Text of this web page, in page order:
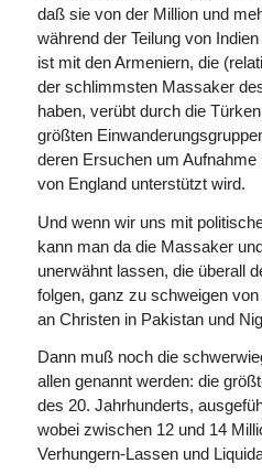
daß sie von der Million und
während der Teilung von
ist mit den Armeniern, die
der schlimmsten Massaker
haben, verübt durch die
größten
deren Ersuchen um
von England unterstützt wird.
Und wenn wir uns mit
kann man da die Massaker
unerwähnt lassen, die überall
folgen, ganz zu schweigen
an Christen in Pakistan und
Dann muß noch die
allen genannt werden: die
des 20. Jahrhunderts,
wobei zwischen 12 und 14
Verhungern-Lassen und